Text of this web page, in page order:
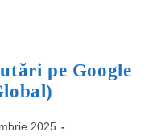
pe Google
2025